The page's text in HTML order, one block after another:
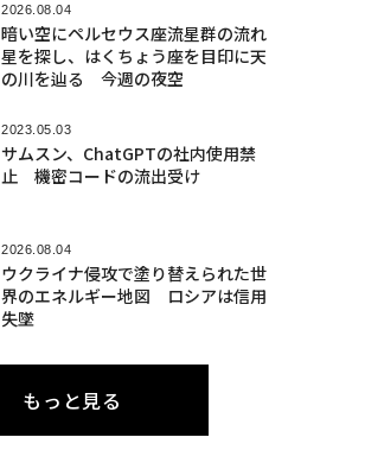
2026.08.04
暗い空にペルセウス座流星群の流れ
星を探し、はくちょう座を目印に天
の川を辿る 今週の夜空
2023.05.03
サムスン、ChatGPTの社内使用禁
止 機密コードの流出受け
2026.08.04
ウクライナ侵攻で塗り替えられた世
界のエネルギー地図 ロシアは信用
失墜
もっと見る